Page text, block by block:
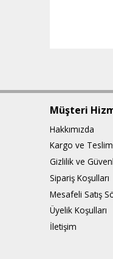
Müşteri
Hakkımızda
Kargo ve
Gizlilik ve
Sipariş Koşulları
Mesafeli Satış
Üyelik Koşulları
İletişim